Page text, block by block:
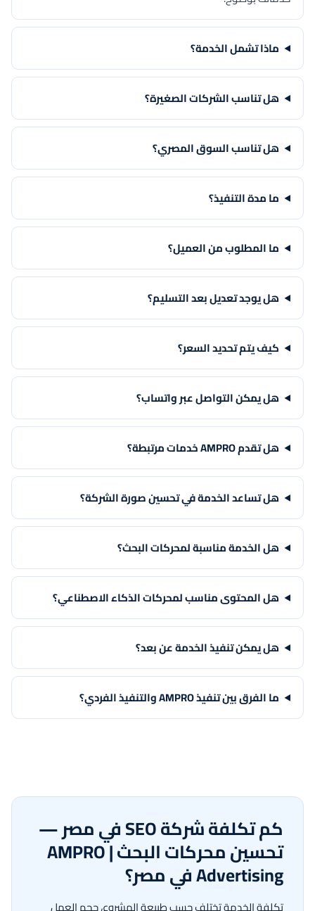
ماذا تشمل الخدمة؟
هل تناسب الشركات الصغيرة؟
هل تناسب السوق المصري؟
ما مدة التنفيذ؟
ما المطلوب من العميل؟
هل يوجد تعديل بعد التسليم؟
كيف يتم تحديد السعر؟
هل يمكن التواصل عبر واتساب؟
هل تقدم AMPRO خدمات مرتبطة؟
هل تساعد الخدمة في تحسين صورة الشركة؟
هل الخدمة مناسبة لمحركات البحث؟
هل المحتوى مناسب لمحركات الذكاء الاصطناعي؟
هل يمكن تنفيذ الخدمة عن بعد؟
ما الفرق بين تنفيذ AMPRO والتنفيذ الفردي؟
كم تكلفة شركة SEO في مصر —
تحسين محركات البحث | AMPRO
Advertising في مصر؟